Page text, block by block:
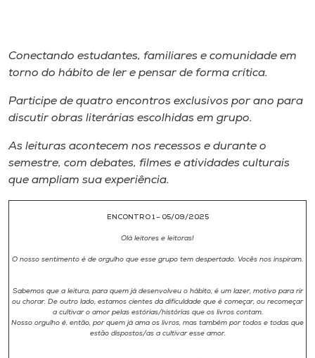
Unoesc
Store
Selecione
Conectando estudantes, familiares e comunidade em
torno do hábito de ler e pensar de forma crítica.
Participe de quatro encontros exclusivos por ano para
discutir obras literárias escolhidas em grupo.
As leituras acontecem nos recessos e durante o
semestre, com debates, filmes e atividades culturais
que ampliam sua experiência.
ENCONTRO 1 – 05/09/2025
Olá leitores e leitoras!
O nosso sentimento é de orgulho que esse grupo tem despertado. Vocês nos inspiram.
Sabemos que a leitura, para quem já desenvolveu o hábito, é um lazer, motivo para rir
ou chorar. De outro lado, estamos cientes da dificuldade que é começar, ou recomeçar
a cultivar o amor pelas estórias/histórias que os livros contam.
Nosso orgulho é, então, por quem já ama os livros, mas também por todos e todas que
estão dispostos/as a cultivar esse amor.